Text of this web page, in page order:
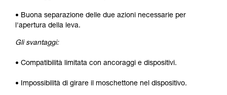
• Buona separazione delle due azioni necessarie per
l'apertura della leva.
Gli svantaggi:
• Compatibilità limitata con ancoraggi e dispositivi.
• Impossibilità di girare il moschettone nel dispositivo.